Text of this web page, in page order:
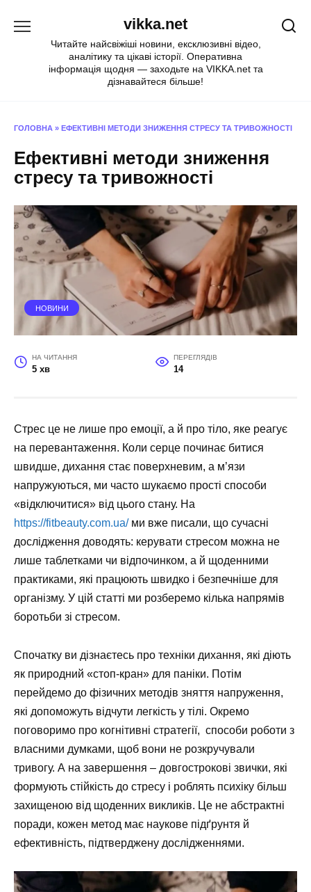
vikka.net
Читайте найсвіжіші новини, ексклюзивні відео,
аналітику та цікаві історії. Оперативна
інформація щодня — заходьте на VIKKA.net та
дізнавайтеся більше!
ГОЛОВНА » ЕФЕКТИВНІ МЕТОДИ ЗНИЖЕННЯ СТРЕСУ ТА ТРИВОЖНОСТІ
Ефективні методи зниження
стресу та тривожності
НОВИНИ
НА ЧИТАННЯ
5 хв
ПЕРЕГЛЯДІВ
14
Стрес це не лише про емоції, а й про тіло, яке реагує
на перевантаження. Коли серце починає битися
швидше, дихання стає поверхневим, а м’язи
напружуються, ми часто шукаємо прості способи
«відключитися» від цього стану. На
https://fitbeauty.com.ua/ми вже писали, що сучасні
дослідження доводять: керувати стресом можна не
лише таблетками чи відпочинком, а й щоденними
практиками, які працюють швидко і безпечніше для
організму. У цій статті ми розберемо кілька напрямів
боротьби зі стресом.
Спочатку ви дізнаєтесь про техніки дихання, які діють
як природний «стоп-кран» для паніки. Потім
перейдемо до фізичних методів зняття напруження,
які допоможуть відчути легкість у тілі. Окремо
поговоримо про когнітивні стратегії, способи роботи з
власними думками, щоб вони не розкручували
тривогу. А на завершення – довгострокові звички, які
формують стійкість до стресу і роблять психіку більш
захищеною від щоденних викликів. Це не абстрактні
поради, кожен метод має наукове підґрунтя й
ефективність, підтверджену дослідженнями.